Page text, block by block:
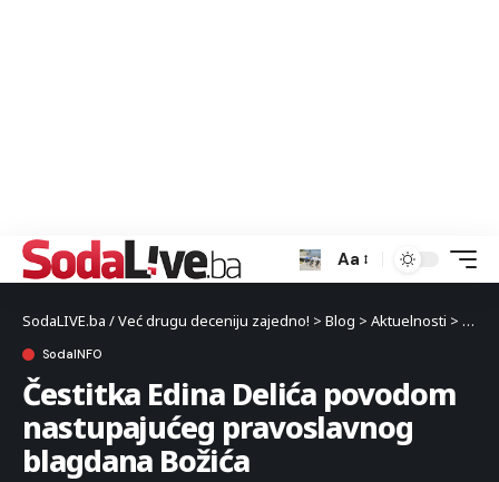
Aa
SodaLIVE.ba / Već drugu deceniju zajedno! > Blog > Aktuelnosti >
SodaINFO
Čestitka Edina Delića povodom
nastupajućeg pravoslavnog
blagdana Božića